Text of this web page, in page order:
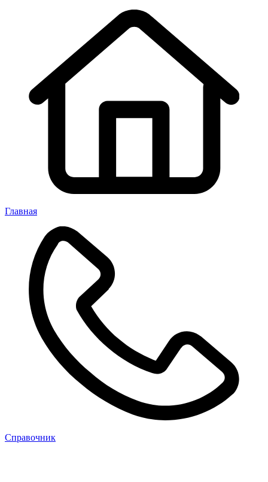
Главная
Cправочник